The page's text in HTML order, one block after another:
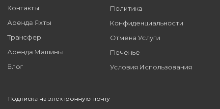
Контакты
Аренда Яхты
Трансфер
Аренда Машины
Блог
Политика
Конфиденциальности
Отмена Услуги
Печенье
Условия Использования
Подписка на электронную почту